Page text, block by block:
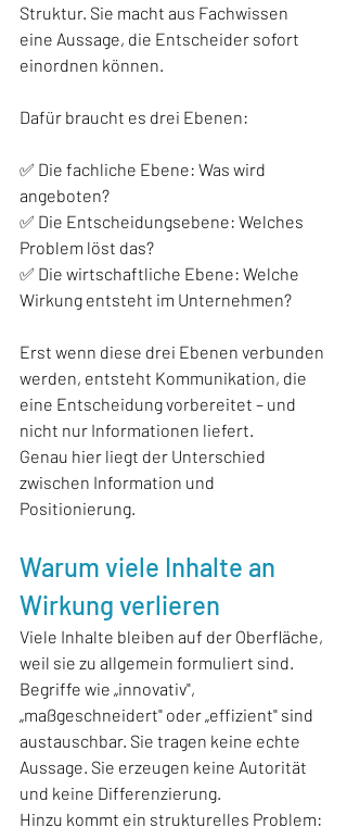
Struktur. Sie macht aus Fachwissen
eine Aussage, die Entscheider sofort
einordnen können.
Dafür braucht es drei Ebenen:
✅ Die fachliche Ebene: Was wird
angeboten?
✅ Die Entscheidungsebene: Welches
Problem löst das?
✅ Die wirtschaftliche Ebene: Welche
Wirkung entsteht im Unternehmen?
Erst wenn diese drei Ebenen verbunden
werden, entsteht Kommunikation, die
eine Entscheidung vorbereitet – und
nicht nur Informationen liefert.
Genau hier liegt der Unterschied
zwischen Information und
Positionierung.
Warum viele Inhalte an
Wirkung verlieren
Viele Inhalte bleiben auf der Oberfläche,
weil sie zu allgemein formuliert sind.
Begriffe wie „innovativ",
„maßgeschneidert" oder „effizient" sind
austauschbar. Sie tragen keine echte
Aussage. Sie erzeugen keine Autorität
und keine Differenzierung.
Hinzu kommt ein strukturelles Problem: